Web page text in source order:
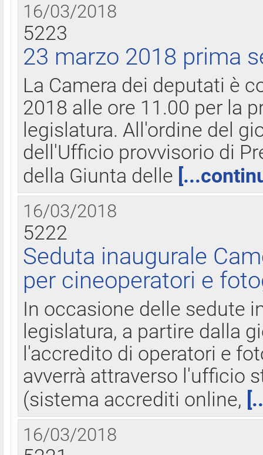
16/03/2018
5223
23 marzo 2018 prima
La Camera dei deputati è
2018 alle ore 11.00 per la
legislatura. All'ordine del
dell'Ufficio provvisorio di
della Giunta delle
16/03/2018
5222
Seduta inaugurale
per cineoperatori e
In occasione delle sedute
legislatura, a partire dalla
l'accredito di operatori e
avverrà attraverso l'ufficio
(sistema accrediti online,
16/03/2018